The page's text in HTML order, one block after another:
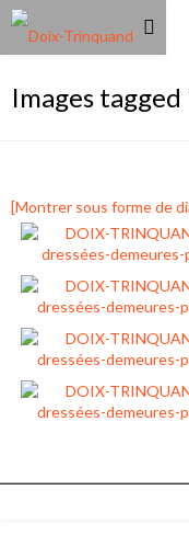
Images
[Montrer sous forme de